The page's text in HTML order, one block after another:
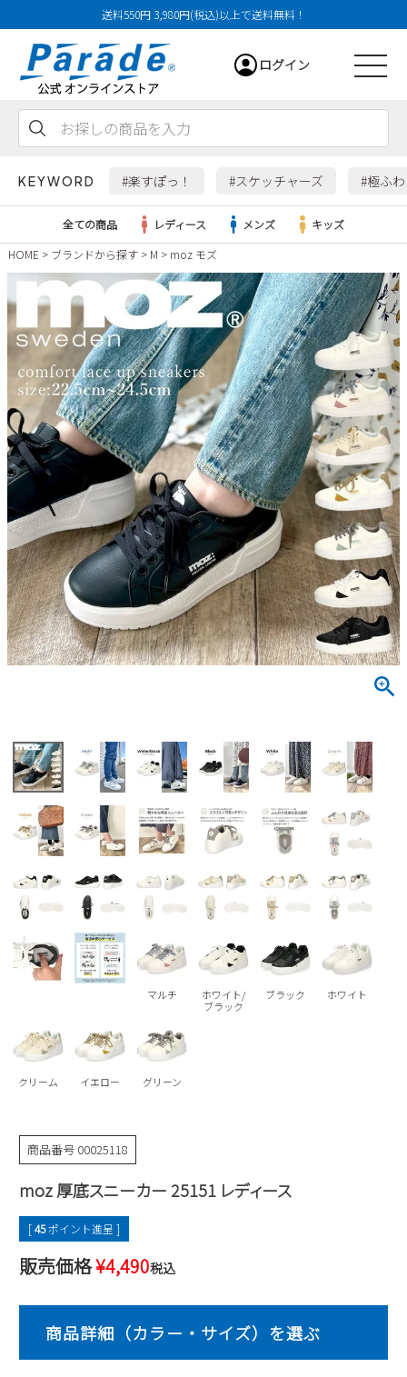
送料550円 3,980円(税込)以上で送料無料！
ログイン
KEYWORD #楽すぽっ！ #スケッチャーズ #極ふ
レディース
すべての商品
サンダル
レインシューズ
パンプス
スニーカー
ローファー
カジュアルシューズ
ウェア
Parade
SKECHERS
moz
new balance
メンズ
すべての商品
サンダル
レインシューズ
スニーカー
ビジネス・ドレスシューズ
ローファー
ワークシューズ
ブーツ
ウェア
Parade
SKECHERS
GAP
new balance
キッズ
すべての商品
サンダル
レインシューズ
スニーカー
ブーツ
Parade
new balance
asics
瞬足
NEW
すべての商品
レディース新入荷
メンズ新入荷
SALE
すべての商品
レディースSALE
キッズSALE
バッグ
ボディバッグ
ハンドバッグ
ビジネスバッグ
トートバッグ
ショルダーバッグ
雑貨
すべての商品
ケア用品
雑貨
店舗一覧
ご利用ガイド
会員サービス
お問い合わせ
休業日 お問い合わせ窓口休業日
2026 年8月
日 月 火 水 木
2
3
9
10 11
30
31
全ての商品 レディース メンズ
キッズ
HOME
ブランドから探す M moz モズ
マルチ
ホワイト/
ブラック
ブラック ホワイト
クリーム イエロー グリーン
商品番号 00025118
moz 厚底スニーカー 25151 レディース
[45ポイント進呈 ]
販売価格¥4,490税込